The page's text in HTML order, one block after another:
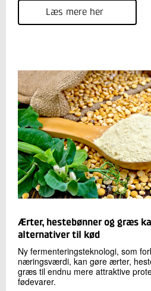
Læs mere her
Ærter, hestebønner og græs
alternativer til kød
Ny fermenteringsteknologi, som
næringsværdi, kan gøre ærter,
græs til endnu mere attraktive
fødevarer.